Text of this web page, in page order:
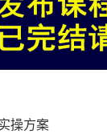
操方案